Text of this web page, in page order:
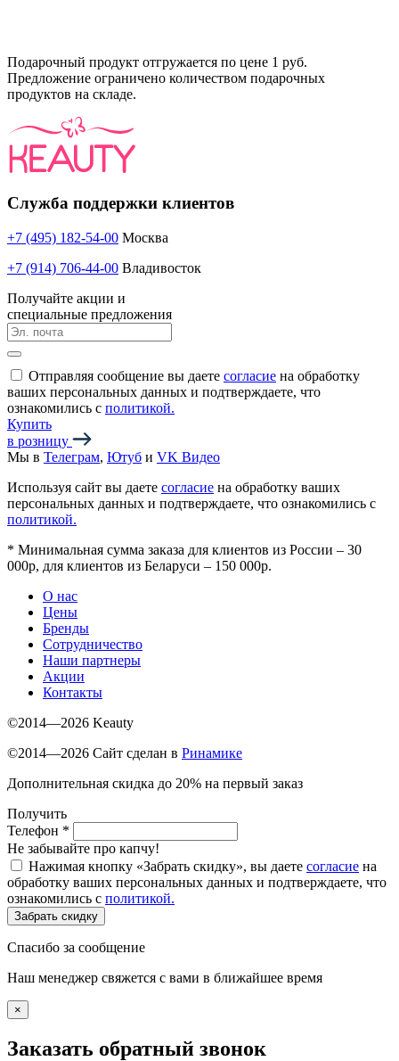
Подарочный продукт отгружается по цене 1 руб.
Предложение ограничено количеством подарочных
продуктов на складе.
Служба поддержки клиентов
+7 (495) 182-54-00 Москва
+7 (914) 706-44-00 Владивосток
Получайте акции и
специальные предложения
Отправляя сообщение вы даете согласие на обработку
ваших персональных данных и подтверждаете, что
ознакомились с политикой.
Купить
в розницу
Мы в Телеграм, Ютуб и VK Видео
Используя сайт вы даете согласие на обработку ваших
персональных данных и подтверждаете, что ознакомились с
политикой.
* Минимальная сумма заказа для клиентов из России – 30
000р, для клиентов из Беларуси – 150 000р.
О нас
Цены
Бренды
Сотрудничество
Наши партнеры
Акции
Контакты
©2014—2026 Keauty
©2014—2026 Сайт сделан в Ринамике
Дополнительная скидка до 20% на первый заказ
Получить
Телефон *
Не забывайте про капчу!
Нажимая кнопку «Забрать скидку», вы даете согласие на
обработку ваших персональных данных и подтверждаете, что
ознакомились с политикой.
Забрать скидку
Спасибо за сообщение
Наш менеджер свяжется с вами в ближайшее время
×
Заказать обратный звонок